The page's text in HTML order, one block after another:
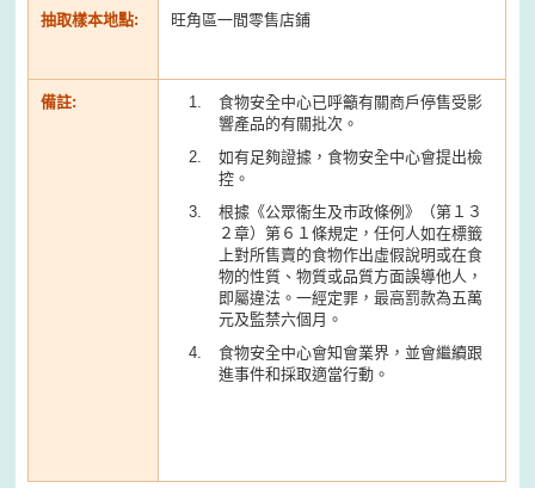
抽取樣本地點: 旺角區一間零售店鋪
備註:
食物安全中心已呼籲有關商戶停售受影
響產品的有關批次。
如有足夠證據，食物安全中心會提出檢
控。
根據《公眾衞生及市政條例》（第１３
２章）第６１條規定，任何人如在標籤
上對所售賣的食物作出虛假說明或在食
物的性質、物質或品質方面誤導他人，
即屬違法。一經定罪，最高罰款為五萬
元及監禁六個月。
食物安全中心會知會業界，並會繼續跟
進事件和採取適當行動。